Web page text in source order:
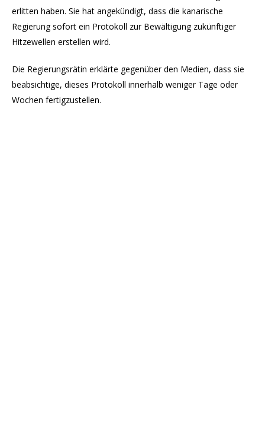
erlitten haben. Sie hat angekündigt, dass die kanarische
Regierung sofort ein Protokoll zur Bewältigung zukünftiger
Hitzewellen erstellen wird.
Die Regierungsrätin erklärte gegenüber den Medien, dass sie
beabsichtige, dieses Protokoll innerhalb weniger Tage oder
Wochen fertigzustellen.